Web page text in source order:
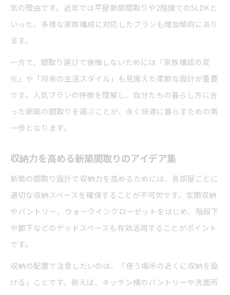
気の理由です。近年では平屋新築間取りや2階建ての5LDKと
いった、多様な家族構成に対応したプランも増加傾向にあり
ます。
一方で、間取り選びで後悔しないためには「家族構成の変
化」や「将来の生活スタイル」も見据えた柔軟な設計が重要
です。人気プランの特徴を理解し、自分たちの暮らし方に合
った新築の間取りを選ぶことが、永く快適に暮らすための第
一歩となります。
収納力を高める新築間取りのアイデア集
新築の間取り設計で収納力を高めるためには、各部屋ごとに
適切な収納スペースを確保することが不可欠です。玄関収納
やパントリー、ウォークインクローゼットをはじめ、階段下
や廊下などのデッドスペースも有効活用することがポイント
です。
収納の配置で注意したいのは、「使う場所の近くに収納を設
ける」ことです。例えば、キッチン横のパントリーや洗面所